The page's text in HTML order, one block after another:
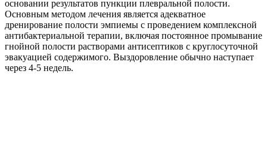
основании результатов пункции плевральной полости.
Основным методом лечения является адекватное
дренирование полости эмпиемы с проведением комплексной
антибактериальной терапии, включая постоянное промывание
гнойной полости растворами антисептиков с круглосуточной
эвакуацией содержимого. Выздоровление обычно наступает
через 4-5 недель.